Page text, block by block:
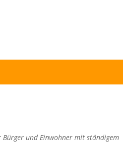
und Einwohner mit ständigem